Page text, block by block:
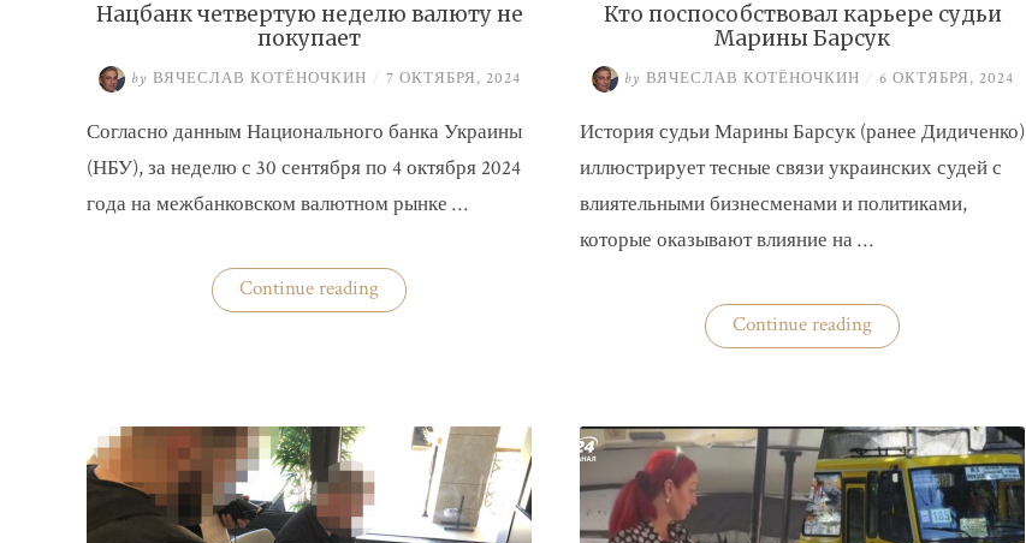
Нацбанк четвертую неделю валюту не
покупает
by ВЯЧЕСЛАВ КОТЁНОЧКИН / 7 ОКТЯБРЯ, 2024
Согласно данным Национального банка Украины
(НБУ), за неделю с 30 сентября по 4 октября 2024
года на межбанковском валютном рынке …
Continue reading«Нацбанк
четвертую
Кто поспособствовал карьере судьи
Марины Барсук
by ВЯЧЕСЛАВ КОТЁНОЧКИН / 6 ОКТЯБРЯ, 2024
История судьи Марины Барсук (ранее Дидиченко)
иллюстрирует тесные связи украинских судей с
влиятельными бизнесменами и политиками,
которые оказывают влияние на …
Continue reading«Кто
поспособствовал
Барсук»